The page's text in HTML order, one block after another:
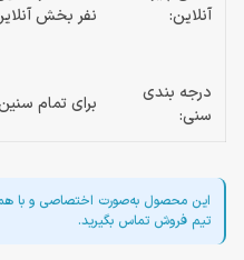
آنلاین:
نفر بخش
درجه بندی
سنی:
برای تمام‌
این محصول به‌صورت اختصاصی و با
تیم فروش تماس بگیرید.